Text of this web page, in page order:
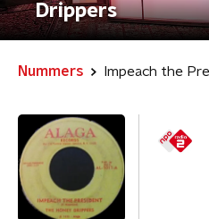
Drippers
Nummers Impeach the